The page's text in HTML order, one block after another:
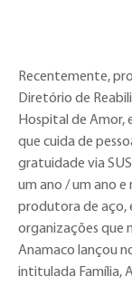
Recentemente,
Diretório de
Hospital de Amor,
que cuida de
gratuidade via
um ano / um ano e
produtora de aço,
organizações que
Anamaco lançou
intitulada Família,